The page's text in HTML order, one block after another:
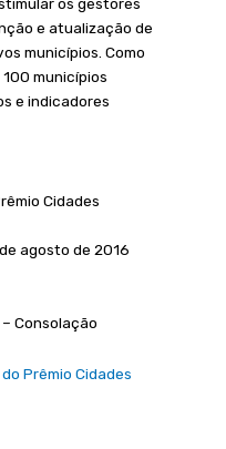
e atualização de
municípios. Como
municípios
e indicadores
Cidades
agosto de 2016
Consolação
Prêmio Cidades